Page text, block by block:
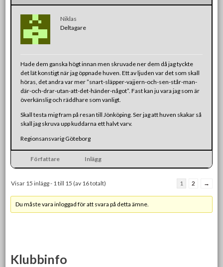
Niklas
Deltagare
Hade dem ganska högt innan men skruvade ner dem då jag tyckte
det lät konstigt när jag öppnade huven. Ett av ljuden var det som skall
höras, det andra var mer ”snart-släpper-vajjern-och-sen-står-man-
där-och-drar-utan-att-det-händer-något”. Fast kan ju vara jag som är
överkänslig och räddhare som vanligt.
Skall testa mig fram på resan till Jönköping. Ser jag att huven skakar så
skall jag skruva upp kuddarna ett halvt varv.
Regionsansvarig Göteborg
Författare Inlägg
Visar 15 inlägg - 1 till 15 (av 16 totalt) 1 2 →
Du måste vara inloggad för att svara på detta ämne.
Klubbinfo